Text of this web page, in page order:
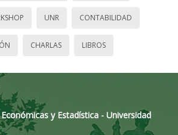
UNR CONTABILIDAD
CHARLAS LIBROS
y Estadística - Universidad